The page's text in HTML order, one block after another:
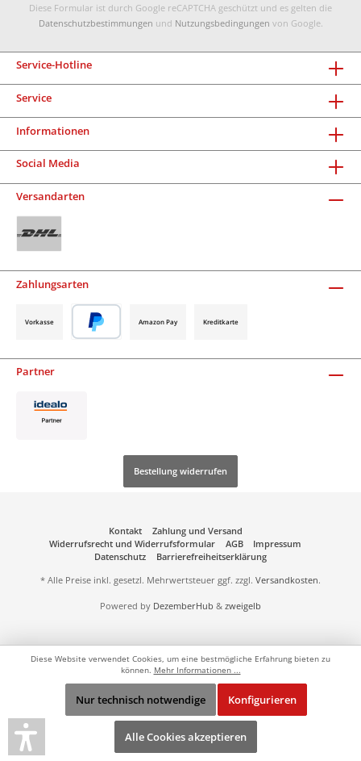
Diese Formular ist durch Google reCAPTCHA geschützt und es gelten die
Datenschutzbestimmungen und Nutzungsbedingungen von Google.
Service-Hotline
Service
Informationen
Social Media
Versandarten
Zahlungsarten
Vorkasse Amazon Pay Kreditkarte
Partner
Bestellung widerrufen
Kontakt
Zahlung und Versand
Widerrufsrecht und Widerrufsformular
AGB
Impressum
Datenschutz
Barrierefreiheitserklärung
* Alle Preise inkl. gesetzl. Mehrwertsteuer ggf. zzgl. Versandkosten.
Powered by DezemberHub & zweigelb
Diese Website verwendet Cookies, um eine bestmögliche Erfahrung bieten zu
können. Mehr Informationen ...
Nur technisch notwendige Konfigurieren
Alle Cookies akzeptieren